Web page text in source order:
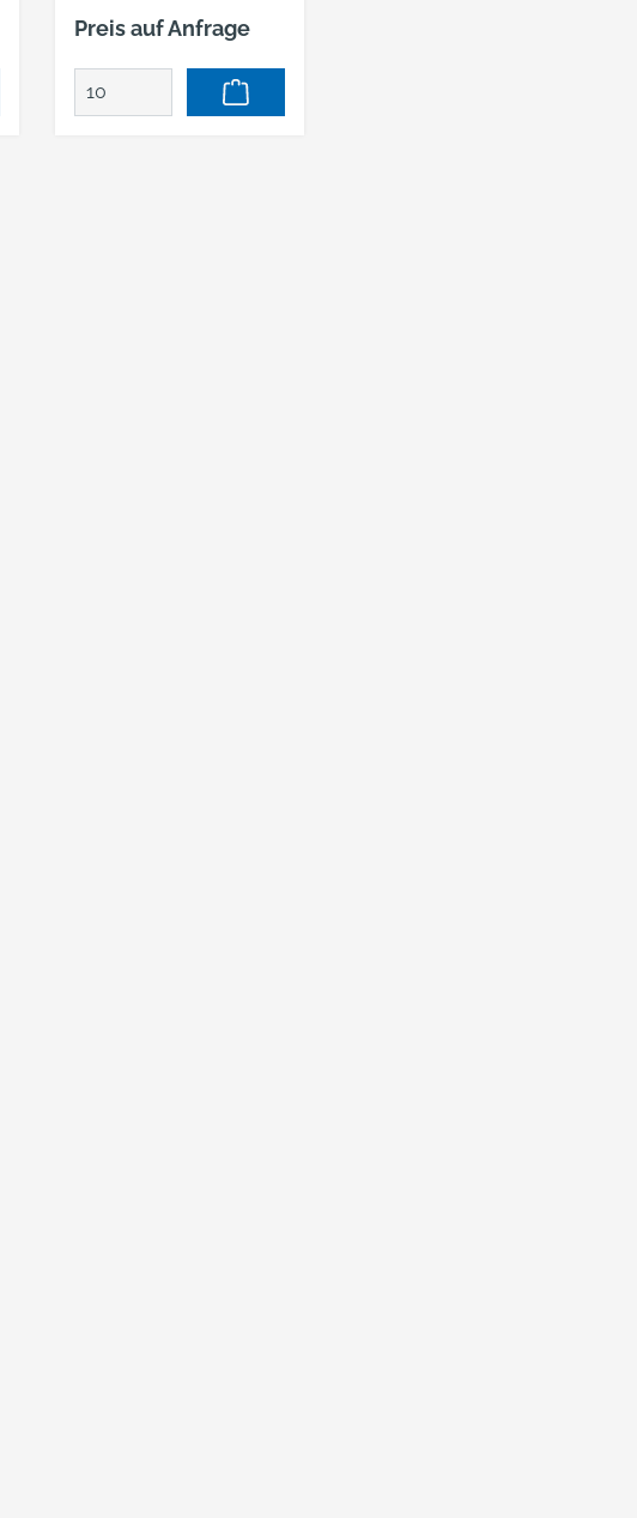
Befestigungssystem
bestehend aus
Mörtelpatrone und
Preis auf Anfrage